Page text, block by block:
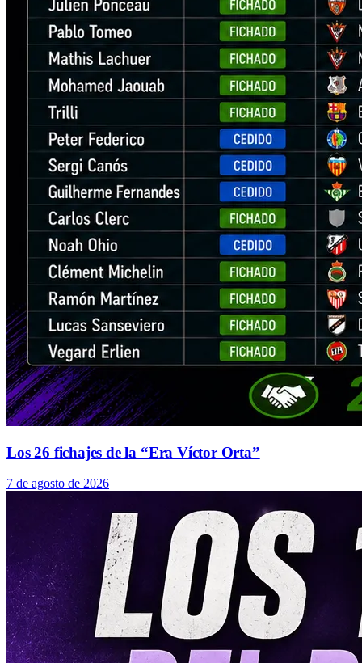
Los 26 fichajes de la “Era Víctor Orta”
7 de agosto de 2026